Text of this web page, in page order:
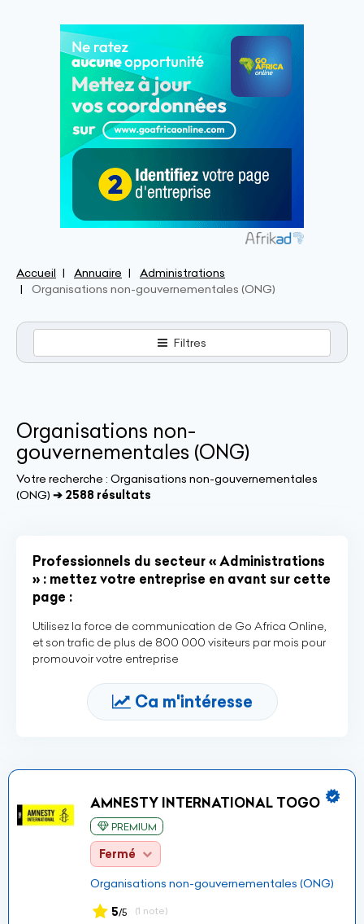
Accueil Annuaire
Administrations
Organisations non-gouvernementales (ONG)
Filtres
Organisations non-
gouvernementales (ONG)
Votre recherche : Organisations non-gouvernementales
(ONG) ➔ 2588 résultats
Professionnels du secteur « Administrations
» : mettez votre entreprise en avant sur cette
page :
Utilisez la force de communication de Go Africa Online,
et son trafic de plus de 800 000 visiteurs par mois pour
promouvoir votre entreprise
Ca m'intéresse
AMNESTY INTERNATIONAL TOGO
PREMIUM
Fermé
Organisations non-gouvernementales (ONG)
5/5 (1 note)